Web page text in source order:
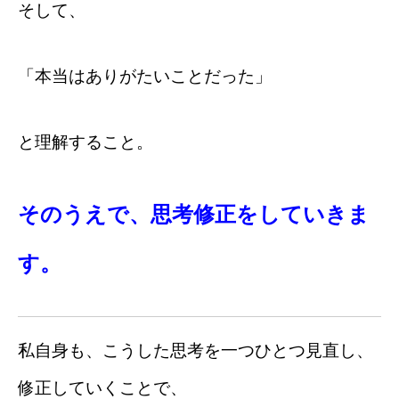
そして、
「本当はありがたいことだった」
と理解すること。
そのうえで、思考修正をしていきま
す。
私自身も、こうした思考を一つひとつ見直し、
修正していくことで、
サービス・料金・お客様の声
BLOG